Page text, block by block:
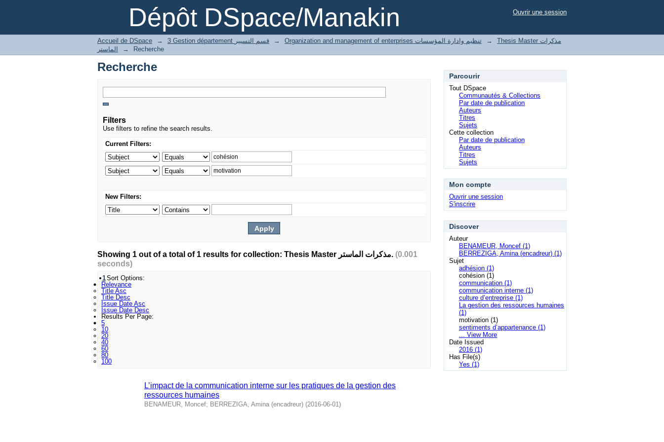
Dépôt DSpace/Manakin
Recherche Ouvrir une session
Accueil de DSpace → 3 Gestion département قسم التسيير → Organization and management of enterprises تنظيم وادارة المؤسسات →
Thesis Master مذكرات
الماستر
→ Recherche
Recherche
Filters
Use filters to refine the search results.
Current Filters:
New Filters:
Showing 1 out of a total of 1 results for collection: Thesis Master مذكرات الماستر. (0.001
seconds)
1Sort Options:
Relevance
Title Asc
Title Desc
Issue Date Asc
Issue Date Desc
Results Per Page:
5
10
20
40
60
80
100
L’impact de la communication interne sur les pratiques de la gestion des
ressources humaines
BENAMEUR, Moncef; BERREZIGA, Amina (encadreur) (2016-06-01)
Parcourir
Tout DSpace
Communautés & Collections
Par date de publication
Auteurs
Titres
Sujets
Cette collection
Par date de publication
Auteurs
Titres
Sujets
Mon compte
Ouvrir une session
S'inscrire
Discover
Auteur
BENAMEUR, Moncef (1)
BERREZIGA, Amina (encadreur) (1)
Sujet
adhésion (1)
cohésion (1)
communication (1)
communication interne (1)
culture d’entreprise (1)
La gestion des ressources humaines
(1)
motivation (1)
sentiments d’appartenance (1)
... View More
Date Issued
2016 (1)
Has File(s)
Yes (1)